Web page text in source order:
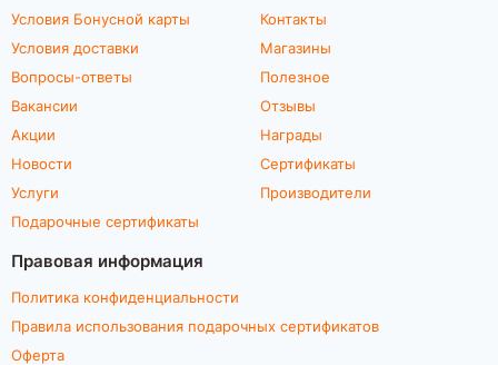
Условия Бонусной карты
Условия доставки
Вопросы-ответы
Вакансии
Акции
Новости
Услуги
Подарочные сертификаты
Контакты
Магазины
Полезное
Отзывы
Награды
Сертификаты
Производители
Правовая информация
Политика конфиденциальности
Правила использования подарочных сертификатов
Оферта